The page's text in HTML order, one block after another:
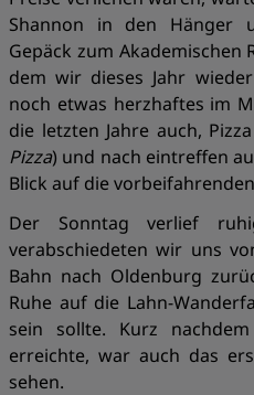
Shannon in den Hänger
Gepäck zum Akademischen
dem wir dieses Jahr
noch etwas herzhaftes im
die letzten Jahre auch,
Pizza) und nach eintreffen
Blick auf die
Der Sonntag verlief
verabschiedeten wir uns
Bahn nach Oldenburg
Ruhe auf die Lahn-
sein sollte. Kurz
erreichte, war auch das
sehen.